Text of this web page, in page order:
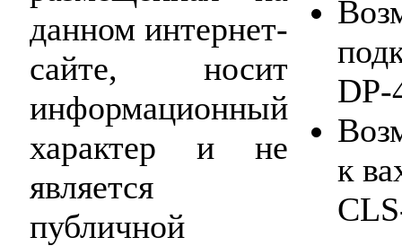
данном интернет-
сайте, носит
информационный
характер и не
является
публичной
DP-
к